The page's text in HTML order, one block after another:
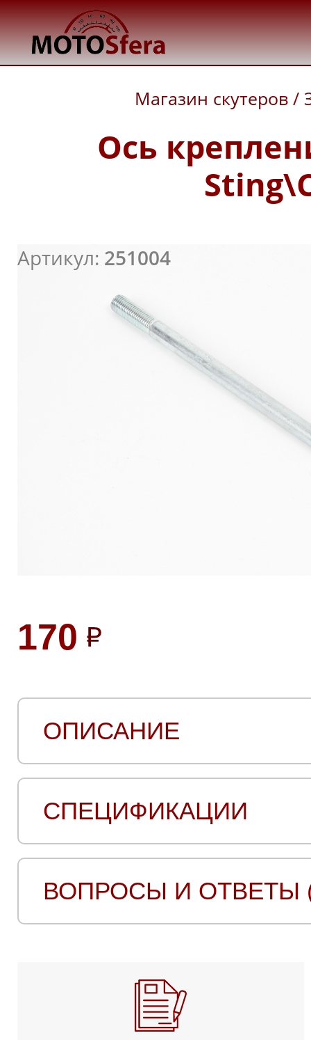
Магазин скутеров /
Oсь
Артикул: 251004
170
ОПИСАНИЕ
СПЕЦИФИКАЦИИ
ВОПРОСЫ И ОТВЕТЫ